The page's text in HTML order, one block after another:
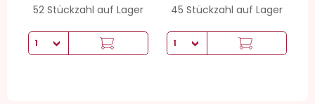
52 Stückzahl auf Lager
45 Stückzahl auf Lager